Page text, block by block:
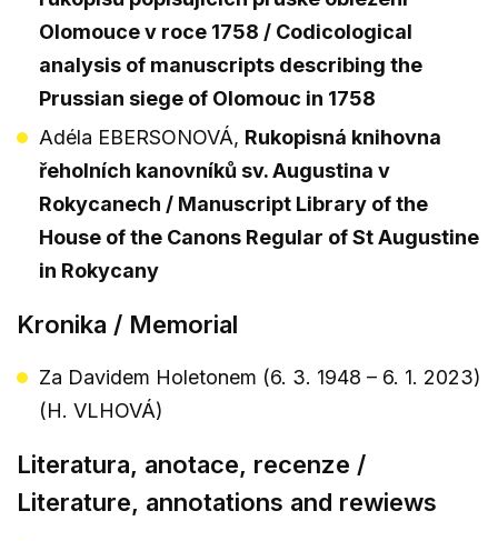
Olomouce v roce 1758 / Codicological
analysis of manuscripts describing the
Prussian siege of Olomouc in 1758
Adéla EBERSONOVÁ, Rukopisná knihovna
řeholních kanovníků sv. Augustina v
Rokycanech / Manuscript Library of the
House of the Canons Regular of St Augustine
in Rokycany
Kronika / Memorial
Za Davidem Holetonem (6. 3. 1948 – 6. 1. 2023)
(H. VLHOVÁ)
Literatura, anotace, recenze /
Literature, annotations and rewiews